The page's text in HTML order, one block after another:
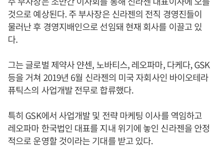
것으로 예상된다. 주 부사장은 신라젠의 전직 경영진들이
물러난 후 경영지배인으로 선임돼 현재 회사를 이끌고 있
다.
그는 글로벌 제약사 얀센, 노바티스, 레오파마, 다케다, GSK
등을 거쳐 2019년 6월 신라젠의 미국 자회사인 바이오테라
퓨틱스의 사업개발 전무로 합류했다.
특히 GSK에서 사업개발 및 전략 마케팅 이사를 역임하고
레오파마 한국법인 대표를 지내 위기에 놓인 신라젠을 안정
적으로 운영할 것이라는 기대를 받고 있다.